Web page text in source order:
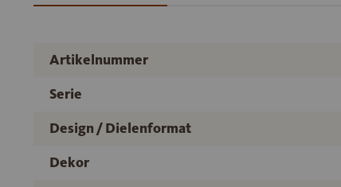
Artikelnummer
Serie
Design / Dielenformat
Dekor